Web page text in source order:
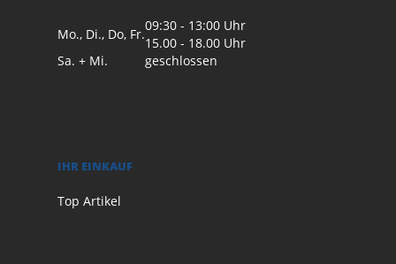
Mo., Di., Do, Fr.
09:30 - 13:00 Uhr
15.00 - 18.00 Uhr
Sa. + Mi.
geschlossen
IHR EINKAUF
Top Artikel